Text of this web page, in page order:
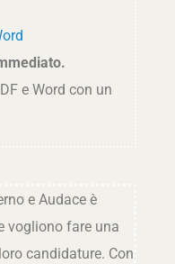
e Word con un
e Audace è
vogliono fare una
candidature. Con